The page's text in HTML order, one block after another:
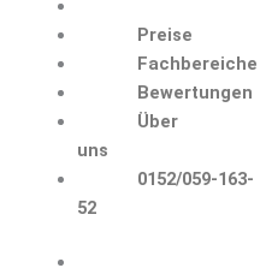
Preise
Fachbereiche
Bewertungen
Über
uns
0152/059-163-
52